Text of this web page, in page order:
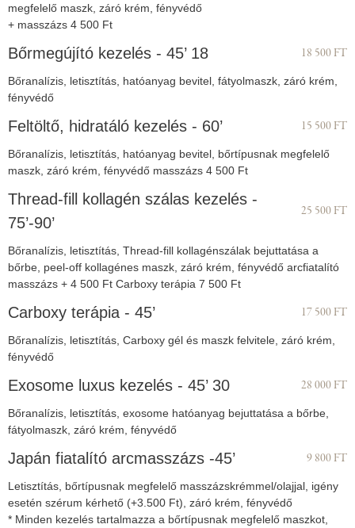
megfelelő maszk, záró krém, fényvédő
+ masszázs 4 500 Ft
Bőrmegújító kezelés - 45’ 18 18 500 FT
Bőranalízis, letisztítás, hatóanyag bevitel, fátyolmaszk, záró krém,
fényvédő
Feltöltő, hidratáló kezelés - 60’ 15 500 FT
Bőranalízis, letisztítás, hatóanyag bevitel, bőrtípusnak megfelelő
maszk, záró krém, fényvédő masszázs 4 500 Ft
Thread-fill kollagén szálas kezelés -
75’-90’
25 500 FT
Bőranalízis, letisztítás, Thread-fill kollagénszálak bejuttatása a
bőrbe, peel-off kollagénes maszk, záró krém, fényvédő arcfiatalító
masszázs + 4 500 Ft Carboxy terápia 7 500 Ft
Carboxy terápia - 45’ 17 500 FT
Bőranalízis, letisztítás, Carboxy gél és maszk felvitele, záró krém,
fényvédő
Exosome luxus kezelés - 45’ 30 28 000 FT
Bőranalízis, letisztítás, exosome hatóanyag bejuttatása a bőrbe,
fátyolmaszk, záró krém, fényvédő
Japán fiatalító arcmasszázs -45’ 9 800 FT
Letisztítás, bőrtípusnak megfelelő masszázskrémmel/olajjal, igény
esetén szérum kérhető (+3.500 Ft), záró krém, fényvédő
* Minden kezelés tartalmazza a bőrtípusnak megfelelő maszkot,